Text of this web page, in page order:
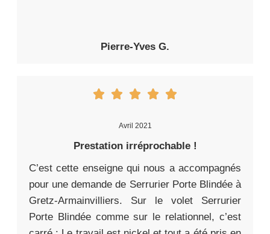
Pierre-Yves G.
Avril 2021
Prestation irréprochable !
C’est cette enseigne qui nous a accompagnés
pour une demande de Serrurier Porte Blindée à
Gretz-Armainvilliers. Sur le volet Serrurier
Porte Blindée comme sur le relationnel, c’est